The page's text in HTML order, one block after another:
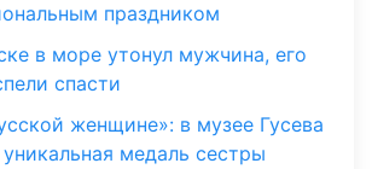
праздником
в море утонул мужчина, его
спасти
женщине»: в музее Гусева
уникальная медаль сестры